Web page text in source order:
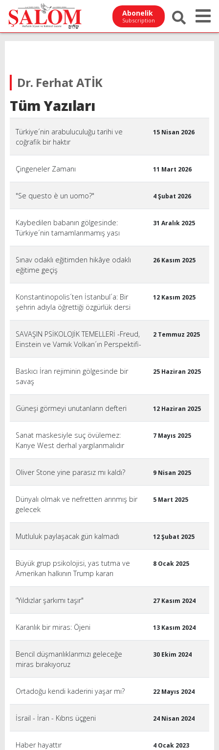
Abonelik
Subscription
Dr. Ferhat ATİK
Tüm Yazıları
Türkiye´nin arabuluculuğu tarihi ve
coğrafik bir haktır
15 Nisan 2026
Çingeneler Zamanı 11 Mart 2026
"Se questo è un uomo?" 4 Şubat 2026
Kaybedilen babanın gölgesinde:
Türkiye´nin tamamlanmamış yası
31 Aralık 2025
Sınav odaklı eğitimden hikâye odaklı
eğitime geçiş
26 Kasım 2025
Konstantinopolis´ten İstanbul´a: Bir
şehrin adıyla öğrettiği özgürlük dersi
12 Kasım 2025
SAVAŞIN PSİKOLOJİK TEMELLERİ -Freud,
Einstein ve Vamık Volkan´ın Perspektifi-
2 Temmuz 2025
Baskıcı İran rejiminin gölgesinde bir
savaş
25 Haziran 2025
Güneşi görmeyi unutanların defteri 12 Haziran 2025
Sanat maskesiyle suç övülemez:
Kanye West derhal yargılanmalıdır
7 Mayıs 2025
Oliver Stone yine parasız mı kaldı? 9 Nisan 2025
Dünyalı olmak ve nefretten arınmış bir
gelecek
5 Mart 2025
Mutluluk paylaşacak gün kalmadı 12 Şubat 2025
Büyük grup psikolojisi, yas tutma ve
Amerikan halkının Trump kararı
8 Ocak 2025
“Yıldızlar şarkımı taşır" 27 Kasım 2024
Karanlık bir miras: Öjeni 13 Kasım 2024
Bencil düşmanlıklarımızı geleceğe
miras bırakıyoruz
30 Ekim 2024
Ortadoğu kendi kaderini yaşar mı? 22 Mayıs 2024
İsrail - İran - Kıbrıs üçgeni 24 Nisan 2024
Haber hayattır 4 Ocak 2023